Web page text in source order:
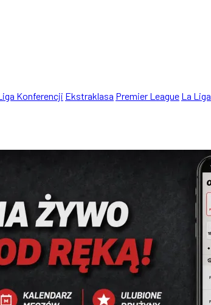
Konferencji Ekstraklasa Premier League La Liga